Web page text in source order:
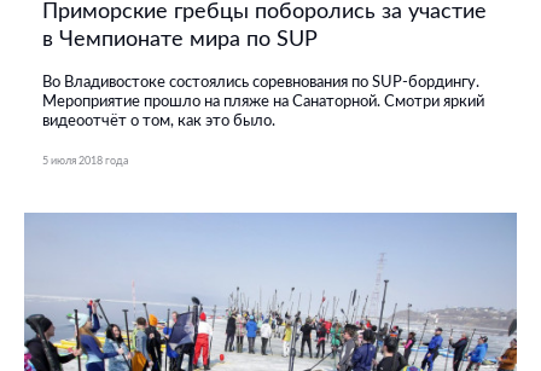
Приморские гребцы поборолись за участие
в Чемпионате мира по SUP
Во Владивостоке состоялись соревнования по SUP-бордингу.
Мероприятие прошло на пляже на Санаторной. Смотри яркий
видеоотчёт о том, как это было.
5 июля 2018 года